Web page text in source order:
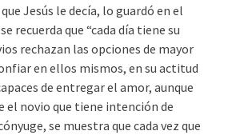
Jesús le decía, lo guardó en el
recuerda que “cada día tiene su
rechazan las opciones de mayor
en ellos mismos, en su actitud
de entregar el amor, aunque
el novio que tiene intención de
se muestra que cada vez que